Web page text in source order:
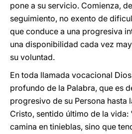
pone a su servicio. Comienza,
seguimiento, no exento de
que conduce a una progresiva
una disponibilidad cada vez
su voluntad.
En toda llamada vocacional
profundo de la Palabra, que es
progresivo de su Persona hasta
Cristo, sentido último de la vida:
camina en tinieblas, sino que